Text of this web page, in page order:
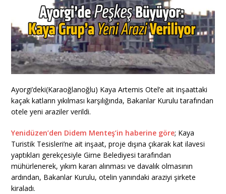
Ayorgi’deki(Karaoğlanoğlu) Kaya Artemis Otel’e ait inşaattaki
kaçak katların yıkılması karşılığında, Bakanlar Kurulu tarafından
otele yeni araziler verildi.
Yenidüzen’den Didem Menteş’in haberine göre; Kaya
Turistik Tesisleri’ne ait inşaat, proje dışına çıkarak kat ilavesi
yaptıkları gerekçesiyle Girne Belediyesi tarafından
mühürlenerek, yıkım kararı alınması ve davalık olmasının
ardından, Bakanlar Kurulu, otelin yanındaki araziyi şirkete
kiraladı.